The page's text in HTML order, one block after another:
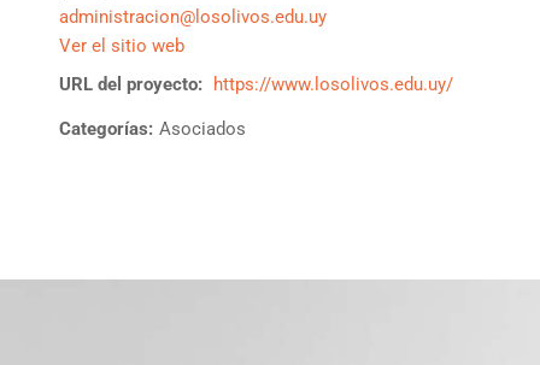
administracion@losolivos.edu.uy
Ver el sitio web
URL del proyecto:
https://www.losolivos.edu.uy/
Categorías: Asociados